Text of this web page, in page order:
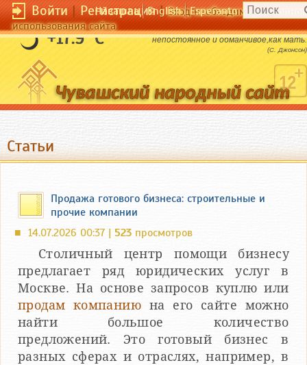
Войти|Регистрация|Вход необходим для
использования сайта
Чӑвашла English Esperanto
+17.9 °C
Коммерция - дитя фортуны,
непостоянное и обманчивое,как мать.
(С. Джонсон)
Статьи
Продажа готового бизнеса: строительные и
прочие компании
■ 14.07.2026 00:37 | 523 просмотров
Столичный центр помощи бизнесу
предлагает ряд юридических услуг в
Москве. На основе запросов куплю или
продам компанию на его сайте можно
найти большое количество
предложений. Это готовый бизнес в
разных сферах и отраслях, например, в